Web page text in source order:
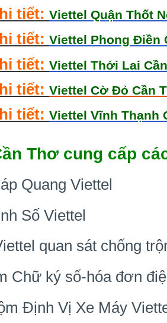
tiết: Viettel Quận Thốt
tiết: Viettel Phong Điền
tiết: Viettel Thới Lai
tiết: Viettel Cờ Đỏ Cần
tiết: Viettel Vĩnh Thạnh
Thơ cung cấp
Quang Viettel
Số Viettel
quan sát chống
Chữ ký số-hóa đơn
Định Vị Xe Máy